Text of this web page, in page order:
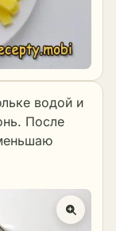
водой и
После